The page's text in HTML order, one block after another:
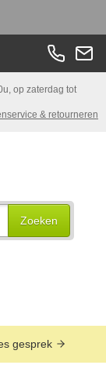
op zaterdag tot
& retourneren
Zoeken
gesprek